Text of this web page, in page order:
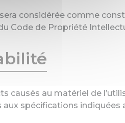
considérée comme
Code de Propriété
causés au matériel de
aux spécifications indiquées